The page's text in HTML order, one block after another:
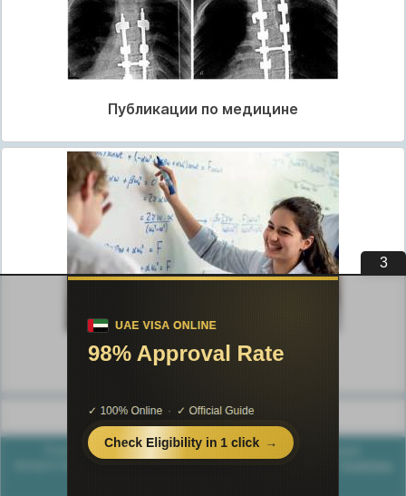
Публикации по медицине
Публикации по педагогике
Разделы публикаций
Poznayka.org - Познайка.Орг - 2016-2026 год. Материал
3